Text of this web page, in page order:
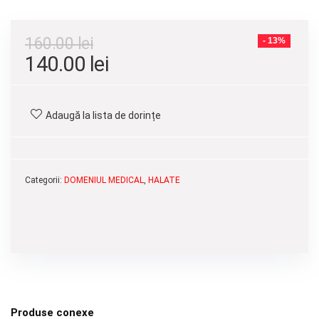
- 13%
160.00lei
Prețul
a
fost:
140.00 lei
140.00 lei.
Adaugă la lista de dorințe
Categorii: DOMENIUL MEDICAL, HALATE
Produse conexe